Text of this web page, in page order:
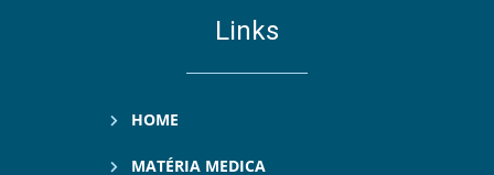
Links
HOME
MATÉRIA MEDICA